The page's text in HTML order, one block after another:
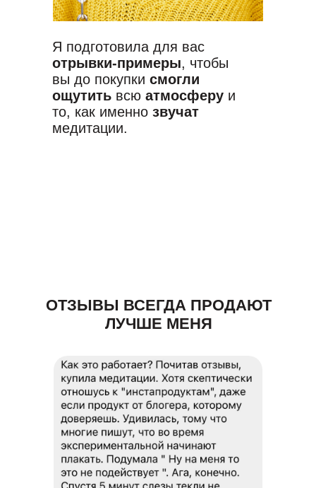
Я подготовила для вас
отрывки-примеры, чтобы
вы до покупки смогли
ощутить всю атмосферу и
то, как именно звучат
медитации.
ОТЗЫВЫ ВСЕГДА ПРОДАЮТ
ЛУЧШЕ МЕНЯ